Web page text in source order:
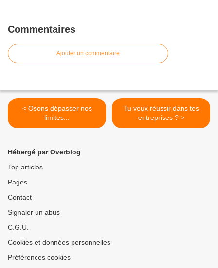
Commentaires
Ajouter un commentaire
< Osons dépasser nos
limites...
Tu veux réussir dans tes
entreprises ? >
Hébergé par Overblog
Top articles
Pages
Contact
Signaler un abus
C.G.U.
Cookies et données personnelles
Préférences cookies